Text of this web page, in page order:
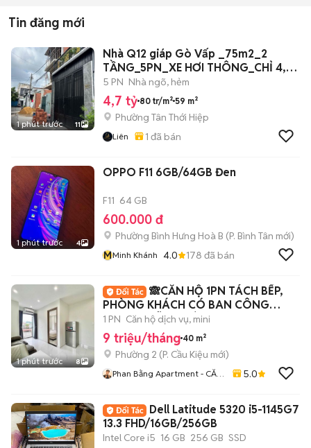
Tin đăng mới
1 phút trước 11
Nhà Q12 giáp Gò Vấp _75m2_2
TẦNG_5PN_XE HƠI THÔNG_CHỈ 4,7
Tỷ
5 PN Nhà ngõ, hẻm
4,7 tỷ 80 tr/m² 59 m²
Phường Tân Thới Hiệp
Liên 1 đã bán
1 phút trước 4
OPPO F11 6GB/64GB Đen
F11 64 GB
600.000 đ
Phường Bình Hưng Hoà B (P. Bình Tân mới)
MMinh Khánh 4.0 178 đã bán
1 phút trước 8
🙈CĂN HỘ 1PN TÁCH BẾP,
PHÒNG KHÁCH CÓ BAN CÔNG
NGAY NGÃ 4 PHÚ NHUẬN🙉
1 PN Căn hộ dịch vụ, mini
9 triệu/tháng 40 m²
Phường 2 (P. Cầu Kiệu mới)
Phan Bằng Apartment - CĂN
5.0
Dell Latitude 5320 i5-1145G7
13.3 FHD/16GB/256GB
Intel Core i5 16 GB 256 GB SSD